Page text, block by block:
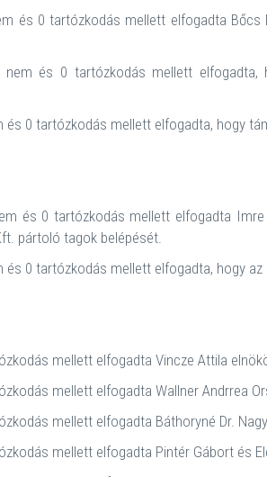
és 0 tartózkodás mellett elfogadta Bőcs
és 0 tartózkodás mellett elfogadta,
és 0 tartózkodás mellett elfogadta, hogy
és 0 tartózkodás mellett elfogadta
pártoló tagok belépését.
és 0 tartózkodás mellett elfogadta, hogy
mellett elfogadta Vincze Attila
mellett elfogadta Wallner Andrrea
mellett elfogadta Báthoryné Dr.
mellett elfogadta Pintér Gábort és